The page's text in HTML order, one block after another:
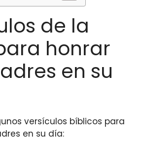
de la
honrar
en su
versículos bíblicos para
en su día: